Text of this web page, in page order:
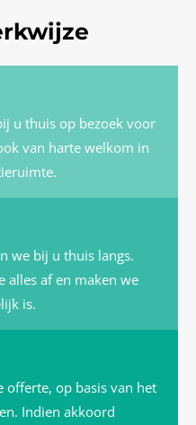
u thuis op bezoek voor
van harte welkom in
we bij u thuis langs.
alles af en maken we
is.
op basis van het
Indien akkoord